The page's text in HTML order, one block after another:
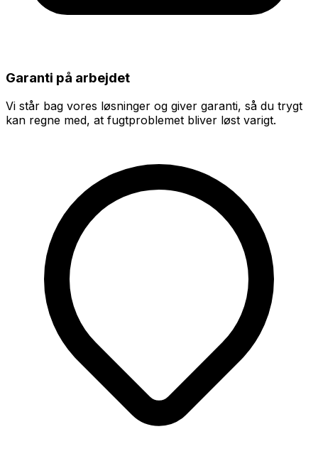
Garanti på arbejdet
Vi står bag vores løsninger og giver garanti, så du trygt
kan regne med, at fugtproblemet bliver løst varigt.